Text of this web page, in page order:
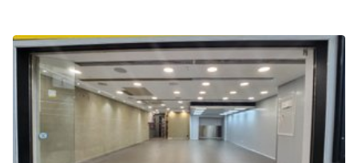
Magazijn
Markt / Festival
Ontvangsthal
Restaurant / Bar / Café